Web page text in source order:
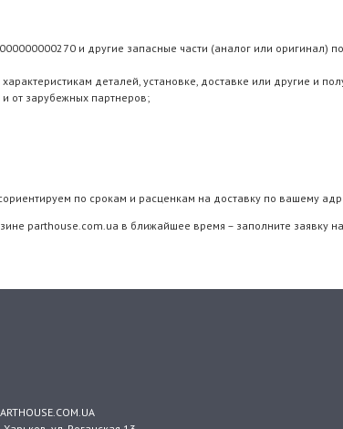
и другие запасные части (аналог или оригинал)
деталей, установке, доставке или другие и
и от зарубежных партнеров;
по срокам и расценкам на доставку по вашему
parthouse.com.ua в ближайшее время – заполните заявку